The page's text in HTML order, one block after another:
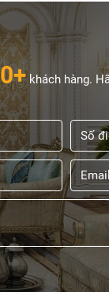
khách hàng.